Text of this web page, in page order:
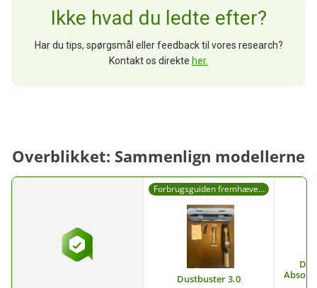
Ikke hvad du ledte efter?
Har du tips, spørgsmål eller feedback til vores research?
Kontakt os direkte her.
Overblikket: Sammenlign modellerne
Forbrugsguiden fremhæver:
støvsuger til bilen
Dustbuster 3.0